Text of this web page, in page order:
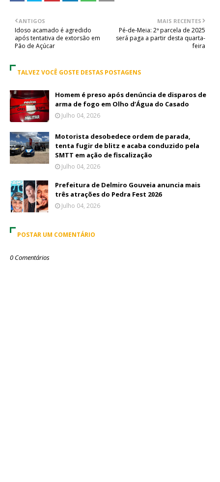
MAIS RECENTES
Pé-de-Meia: 2ª parcela de 2025
será paga a partir desta quarta-
feira
ANTIGOS
Idoso acamado é agredido
após tentativa de extorsão em
Pão de Açúcar
TALVEZ VOCÊ GOSTE DESTAS POSTAGENS
Homem é preso após denúncia de disparos de
arma de fogo em Olho d’Água do Casado
Julho 04, 2026
Motorista desobedece ordem de parada,
tenta fugir de blitz e acaba conduzido pela
SMTT em ação de fiscalização
Julho 04, 2026
Prefeitura de Delmiro Gouveia anuncia mais
três atrações do Pedra Fest 2026
Julho 04, 2026
POSTAR UM COMENTÁRIO
0 Comentários